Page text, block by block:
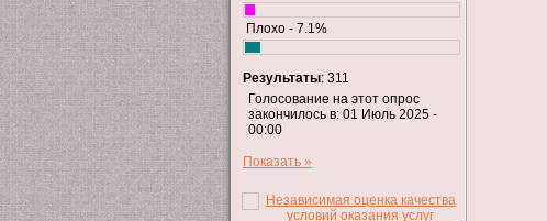
Плохо - 7.1%
Результаты: 311
Голосование на этот опрос
закончилось в: 01 Июль 2025 -
00:00
Показать »